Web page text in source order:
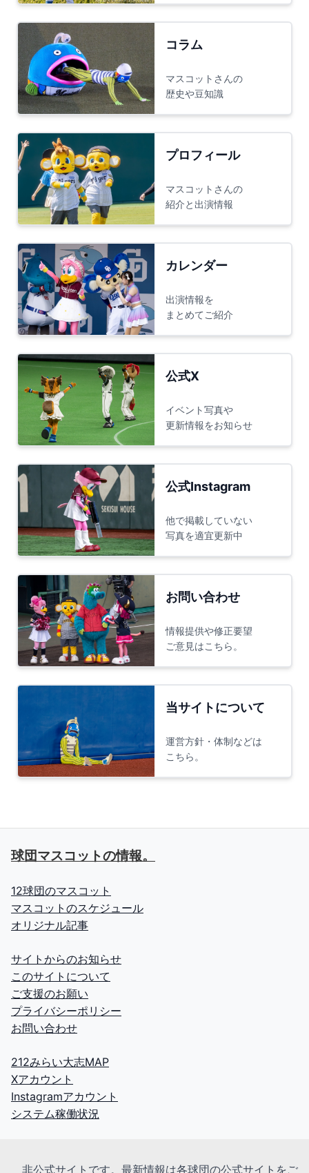
コラム
マスコットさんの
歴史や豆知識
プロフィール
マスコットさんの
紹介と出演情報
カレンダー
出演情報を
まとめてご紹介
公式X
イベント写真や
更新情報をお知らせ
公式Instagram
他で掲載していない
写真を適宜更新中
お問い合わせ
情報提供や修正要望
ご意見はこちら。
当サイトについて
運営方針・体制などは
こちら。
球団マスコットの情報。
12球団のマスコット
マスコットのスケジュール
オリジナル記事
サイトからのお知らせ
このサイトについて
ご支援のお願い
プライバシーポリシー
お問い合わせ
212みらい大志MAP
Xアカウント
Instagramアカウント
システム稼働状況
非公式サイトです。最新情報は各球団の公式サイトをご